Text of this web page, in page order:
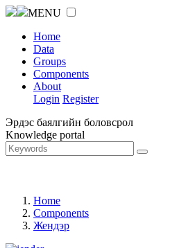
MENU
Home
Data
Groups
Components
About
Login Register
Эрдэс баялгийн боловсрол
Knowledge portal
Home
Components
Жендэр